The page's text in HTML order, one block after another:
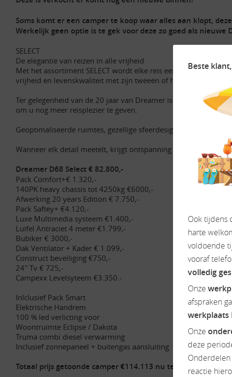
Soms komt er een camper te koop waar alles aan klopt,
Werkelijk geen optie is te gek voor deze zo goed als
SELECT
De elegantie van reizen in alle vrijheid
Met het assortiment SELECT wordt elke reis een
vrijheid en levenskwaliteit met zijn tweeën of het hele gezin
Ter gelegenheid van de 20 jaar van Dreamer is ons
om u nog meer reisplezier te geven.
Geoptimaliseerde ruimtes, gezellige sfeerdesigns, slimme
Wanneer elk detail meetelt, krijgt ontspanning haar volle
Dreamer D68 Select € 82.800,-
Pack Comfort+€ 1.320,-
140PK heavy chassis tot 4250kg €6000,-
Afwerking 20 years Edition € 7.750,-
Pack Saftey+ €4.120,-
Luxe Multimedia systeem €1.400,-
Luifel Antraciet 4 meter €1.799,-
Bubiker € 3000,-
Dak Ventilator + Kader € 1.099,-
Construct beveiliging €750,-
24'' Tv € 725,-
Campexx Levelsyteem €3.350.-
Inlclusief Pack Smart
Elektrische Handrem
100 % led verlicting voor
Woontruimte Eclipse / Dakota
Truma combi diesel verwarming
Inclusief zonnepaneel + buitengas aansluiting
Totaal prijs getoonde camper €114.113 nu te koop voor
Beste klant,
Ook tijdens
harte
voldoende
vooraf
volledig
Onze
afspraken
werkplaats
Onze
deze
reactie